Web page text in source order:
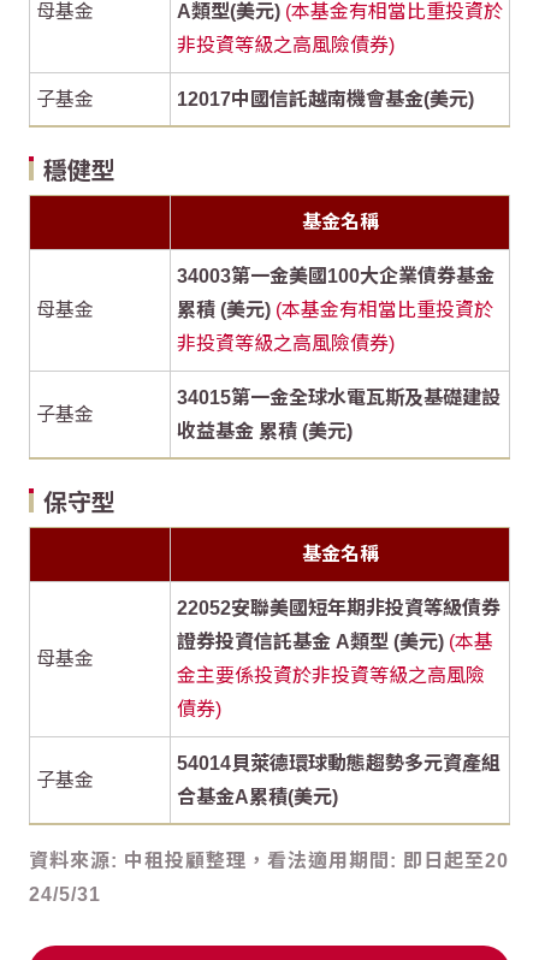
母基金
A類型(美元) (本基金有相當比重投資於
非投資等級之高風險債券)
子基金 12017中國信託越南機會基金(美元)
穩健型
基金名稱
母基金
34003第一金美國100大企業債券基金
累積 (美元) (本基金有相當比重投資於
非投資等級之高風險債券)
子基金
34015第一金全球水電瓦斯及基礎建設
收益基金 累積 (美元)
保守型
基金名稱
母基金
22052安聯美國短年期非投資等級債券
證券投資信託基金 A類型 (美元) (本基
金主要係投資於非投資等級之高風險
債券)
子基金
54014貝萊德環球動態趨勢多元資產組
合基金A累積(美元)
資料來源: 中租投顧整理，看法適用期間: 即日起至20
24/5/31